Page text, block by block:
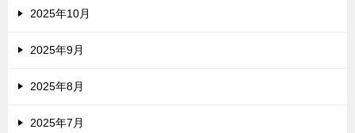
2025年10月
2025年9月
2025年8月
2025年7月